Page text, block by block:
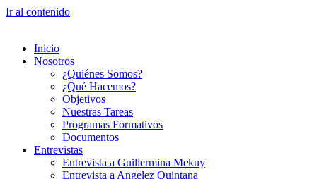
Ir al contenido
Inicio
Nosotros
¿Quiénes Somos?
¿Qué Hacemos?
Objetivos
Nuestras Tareas
Programas Formativos
Documentos
Entrevistas
Entrevista a Guillermina Mekuy
Entrevista a Angelez Quintana